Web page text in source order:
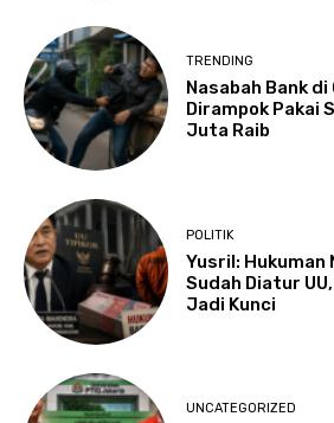
TRENDING
Nasabah Bank
Dirampok Pakai
Juta Raib
POLITIK
Yusril:
Sudah Diatur
Jadi Kunci
UNCATEGORIZED